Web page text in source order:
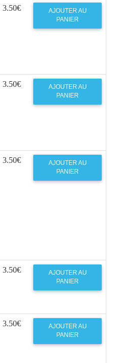
3.50€
AJOUTER AU
PANIER
3.50€
AJOUTER AU
PANIER
3.50€
AJOUTER AU
PANIER
3.50€
AJOUTER AU
PANIER
3.50€
AJOUTER AU
PANIER